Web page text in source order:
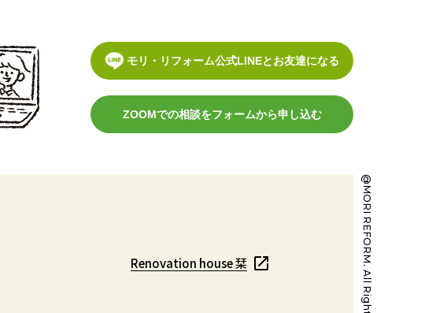
モリ・リフォーム公式LINEとお友達になる
ZOOMでの相談をフォームから申し込む
Renovation house 栞
Renovation house 栞